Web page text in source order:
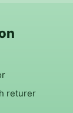
returer